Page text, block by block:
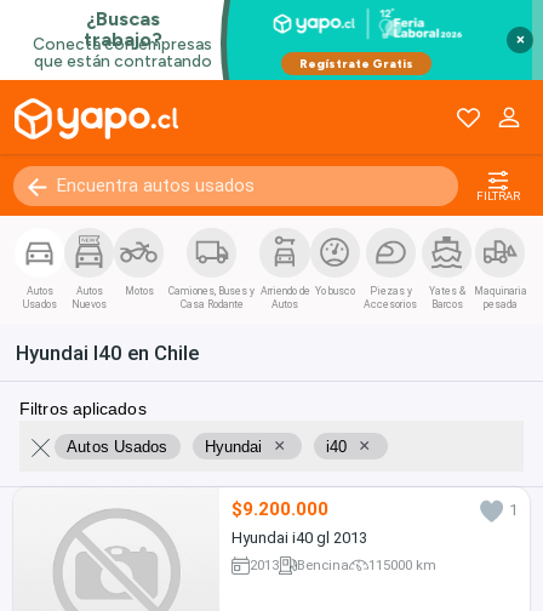
×
FILTRAR
Autos
Usados
Autos
Nuevos
Motos
Camiones, Buses y
Casa Rodante
Arriendo de
Autos
Yo busco
Piezas y
Accesorios
Yates &
Barcos
Maquinaria
pesada
Hyundai I40 en Chile
Filtros aplicados
Autos Usados Hyundai × i40 ×
$9.200.000
1
Hyundai i40 gl 2013
2013 Bencina 115000 km